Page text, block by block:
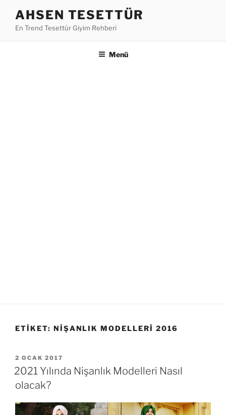
AHSEN TESETTÜR
En Trend Tesettür Giyim Rehberi
Menü
ETIKET: NIŞANLIK MODELLERI 2016
YAYIM
TARIHI
2 OCAK 2017
2021 Yılında Nişanlık Modelleri Nasıl
olacak?